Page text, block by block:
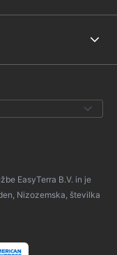
EasyTerra B.V. in je
Nizozemska, številka